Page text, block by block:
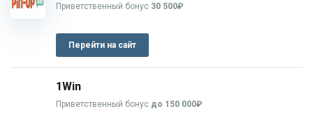
Приветственный бонус 30 500₽
Перейти на сайт
1Win
Приветственный бонус до 150 000₽